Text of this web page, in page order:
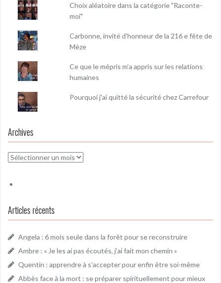
Choix aléatoire dans la catégorie "Raconte-
moi"
Carbonne, invité d'honneur de la 216 e fête de
Mèze
Ce que le mépris m’a appris sur les relations
humaines
Pourquoi j'ai quitté la sécurité chez Carrefour
Archives
Archives
Articles récents
Angela : 6 mois seule dans la forêt pour se reconstruire
Ambre : « Je les ai pas écoutés, j’ai fait mon chemin »
Quentin : apprendre à s’accepter pour enfin être soi-même
Abbès face à la mort : se préparer spirituellement pour mieux